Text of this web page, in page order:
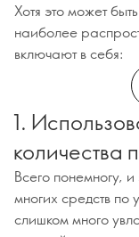
Хотя это может
наиболее
включают в себя:
1.
количества
Всего понемногу,
многих средств по
слишком много